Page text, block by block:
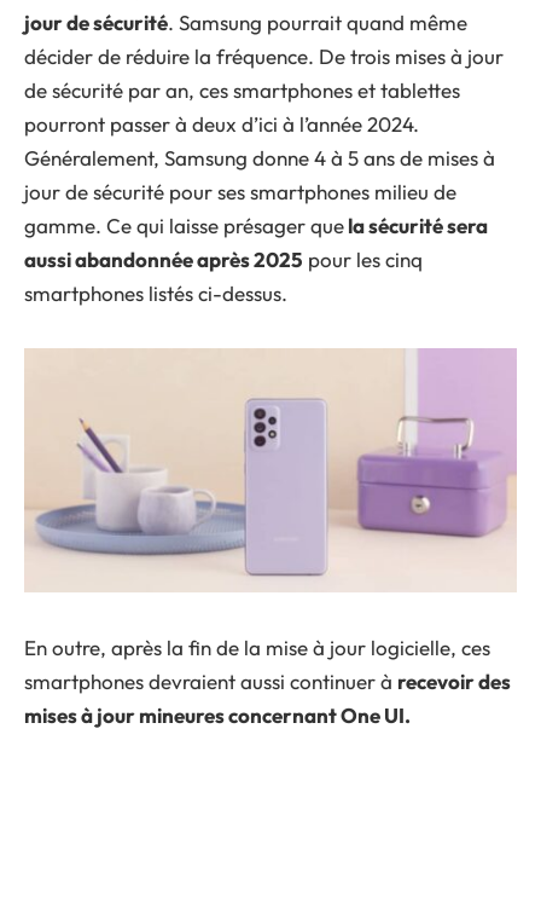
jour de sécurité. Samsung pourrait quand même
décider de réduire la fréquence. De trois mises à jour
de sécurité par an, ces smartphones et tablettes
pourront passer à deux d’ici à l’année 2024.
Généralement, Samsung donne 4 à 5 ans de mises à
jour de sécurité pour ses smartphones milieu de
gamme. Ce qui laisse présager quela sécurité sera
aussi abandonnée après 2025 pour les cinq
smartphones listés ci-dessus.
En outre, après la fin de la mise à jour logicielle, ces
smartphones devraient aussi continuer à recevoir des
mises à jour mineures concernant One UI.